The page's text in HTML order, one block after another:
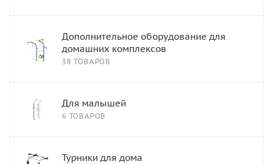
Дополнительное оборудование для
домашних комплексов
38 ТОВАРОВ
Для малышей
6 ТОВАРОВ
Турники для дома